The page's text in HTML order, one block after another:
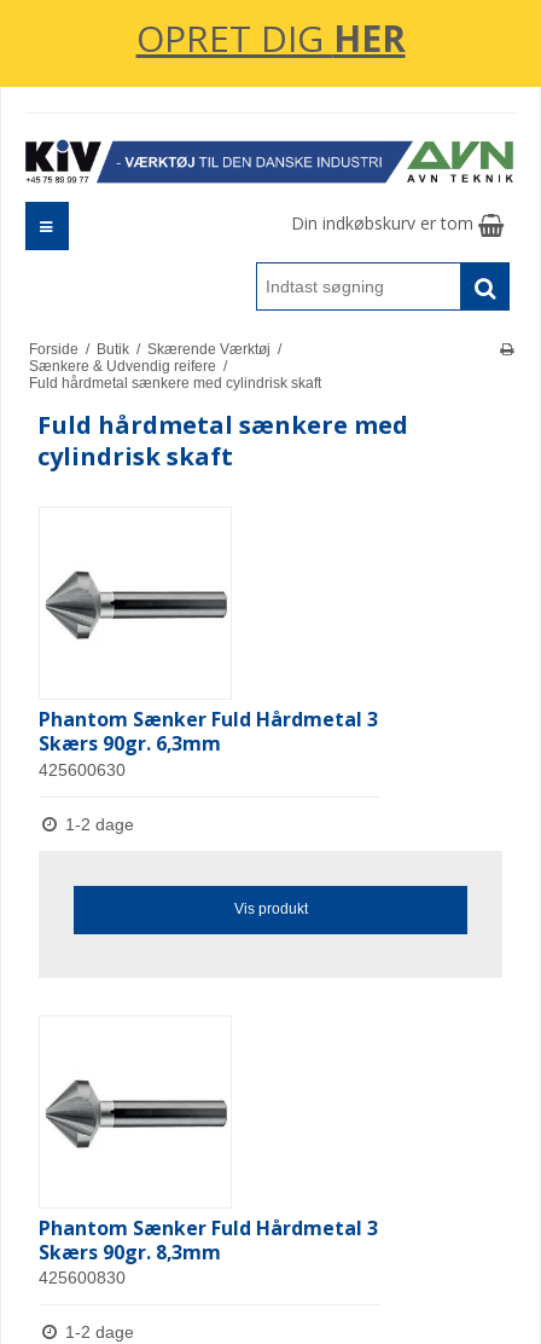
OPRET DIG HER
Din indkøbskurv er tom
Forside / Butik / Skærende Værktøj /
Sænkere & Udvendig reifere /
Fuld hårdmetal sænkere med cylindrisk skaft
Fuld hårdmetal sænkere med
cylindrisk skaft
Phantom Sænker Fuld Hårdmetal 3
Skærs 90gr. 6,3mm
425600630
1-2 dage
Vis produkt
Phantom Sænker Fuld Hårdmetal 3
Skærs 90gr. 8,3mm
425600830
1-2 dage